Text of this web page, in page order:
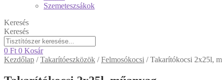
Szemeteszsákok
Keresés
Keresés
0 Ft 0 Kosár
Kezdőlap /Takarítóeszközök /Felmosókocsi /Takarítókocsi 2x25l,